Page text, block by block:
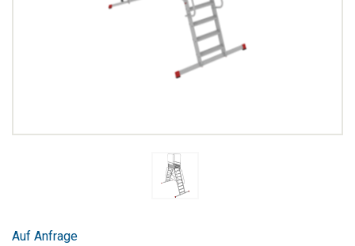
Anfang
Auf Anfrage